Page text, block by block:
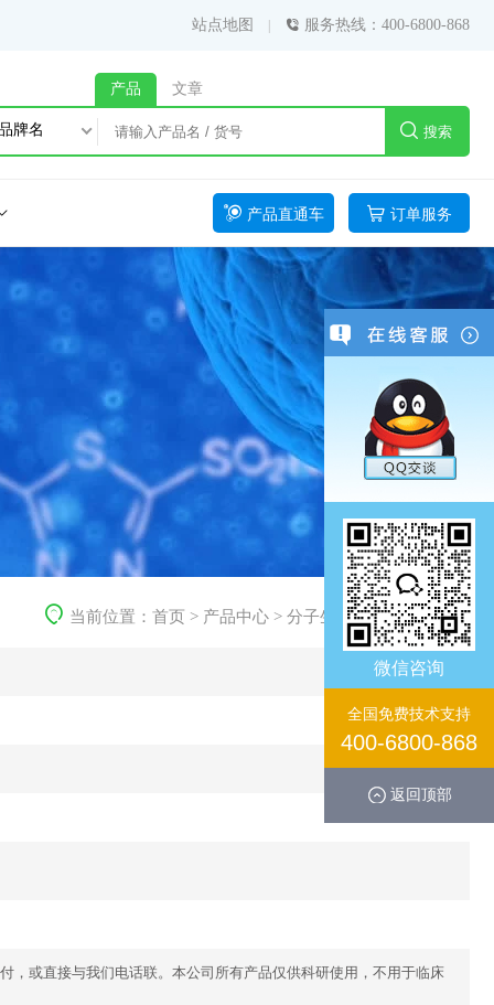
站点地图 服务热线：400-6800-868
产品 文章
牌名 搜索
产品直通车 订单服务
当前位置： 首页 > 产品中心 > 分子生化产品>生化试剂
，或直接与我们电话联。本公司所有产品仅供科研使用，不用于临床
微信咨询
全国免费技术支持
400-6800-868
返回顶部